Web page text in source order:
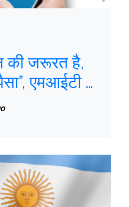
की जरूरत है,
एमआईटी के